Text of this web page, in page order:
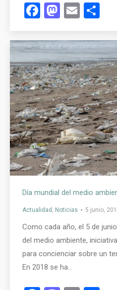
Facebook
Email
Día mundial del medio
Actualidad Noticias 5 junio,
Como cada año, el 5 de
del medio ambiente,
para concienciar sobre un
En 2018 se ha…